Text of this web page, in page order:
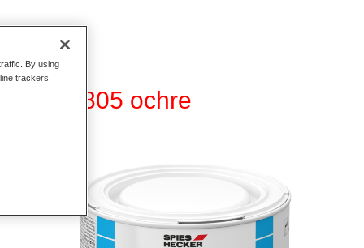
WB 805 ochre
By using
trackers.